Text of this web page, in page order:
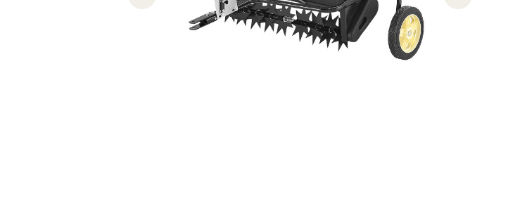
Previous slide Next slide